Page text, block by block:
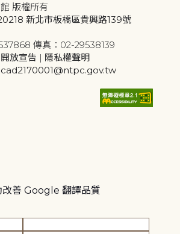
版權所有
新北市板橋區貴興路139號
傳真：02-29538139
放宣告 | 隱私權聲明
cad2170001@ntpc.gov.tw
改善 Google 翻譯品質